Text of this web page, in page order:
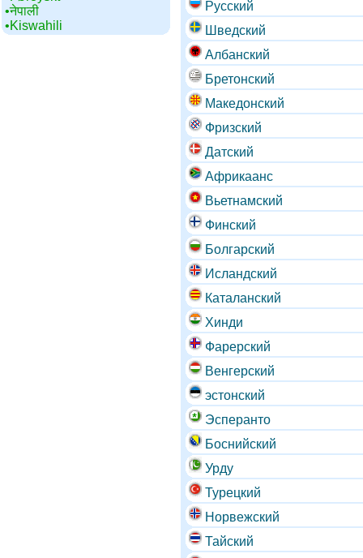
•‎नेपाली
•‎Kiswahili
Русский
Шведский
Албанский
Бретонский
Македонский
Фризский
Датский
Африкаанс
Вьетнамский
Финский
Болгарский
Исландский
Каталанский
Хинди
Фарерский
Венгерский
эстонский
Эсперанто
Боснийский
Урду
Турецкий
Норвежский
Тайский